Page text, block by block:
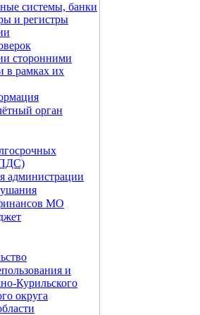
системы, банки
и регистры
сторонними
в рамках их
орган
ПДС)
администрации
МО
и
Курильского
округа